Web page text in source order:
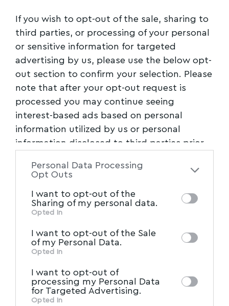
If you wish to opt-out of the sale, sharing to
third parties, or processing of your personal
or sensitive information for targeted
advertising by us, please use the below opt-
out section to confirm your selection. Please
note that after your opt-out request is
processed you may continue seeing
interest-based ads based on personal
information utilized by us or personal
information disclosed to third parties prior
of the further disclosure of your personal
of downstream participants. This
information may also be disclosed by us to
Participantsthat may further disclose it to
other third parties.
Personal Data Processing
Opt Outs
I want to opt-out of the
Sharing of my personal data.
Opted In
I want to opt-out of the Sale
of my Personal Data.
Opted In
I want to opt-out of
processing my Personal Data
for Targeted Advertising.
Opted In
CNN Greece